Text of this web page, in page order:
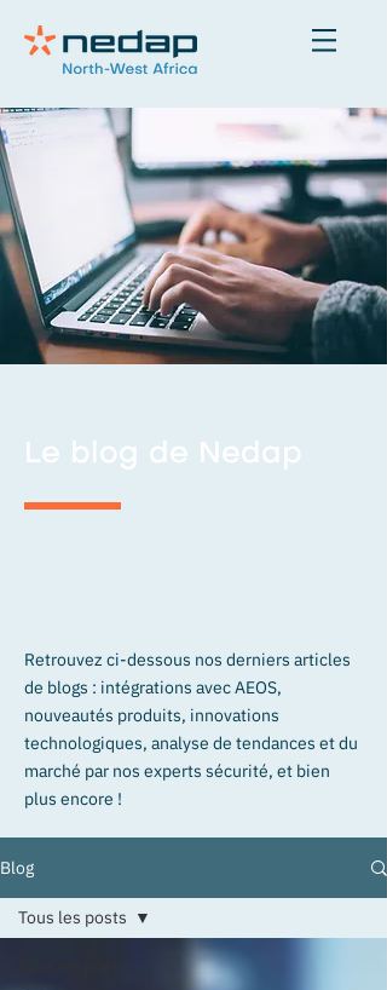
Le blog de Nedap
Retrouvez ci-dessous nos derniers articles
de blogs : intégrations avec AEOS,
nouveautés produits, innovations
technologiques, analyse de tendances et du
marché par nos experts sécurité, et bien
plus encore !
Blog
Tous les posts